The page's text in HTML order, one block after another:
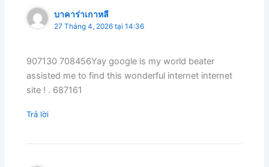
บาคาร่าเกาหลี
27 Tháng 4, 2026 tại 14:36
907130 708456Yay google is my world beater
assisted me to find this wonderful internet internet
site ! . 687161
Trả lời